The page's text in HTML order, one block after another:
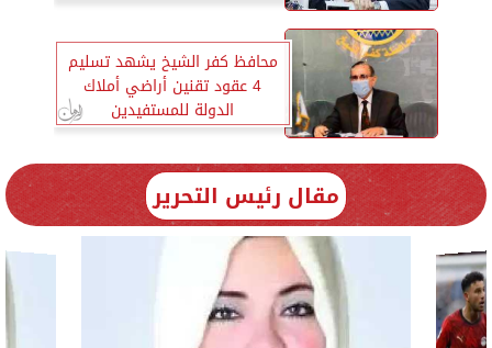
محافظ كفر الشيخ يشهد تسليم
4 عقود تقنين أراضي أملاك
الدولة للمستفيدين
مقال رئيس التحرير